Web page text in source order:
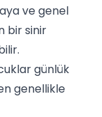
ve genel
bir sinir
günlük
genellikle